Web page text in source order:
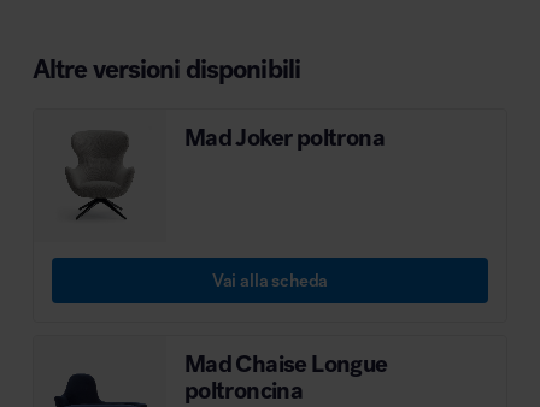
Altre versioni disponibili
Mad Joker poltrona
Vai alla scheda
Mad Chaise Longue
poltroncina